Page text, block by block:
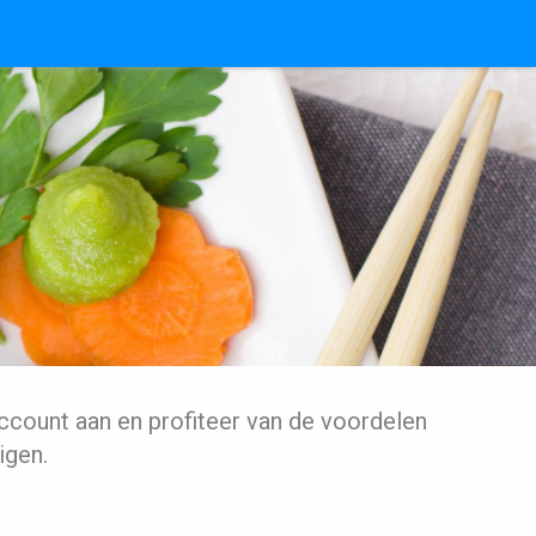
aan en profiteer van de voordelen